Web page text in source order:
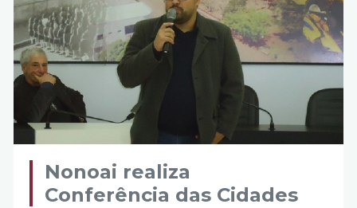
Nonoai realiza
Conferência das Cidades